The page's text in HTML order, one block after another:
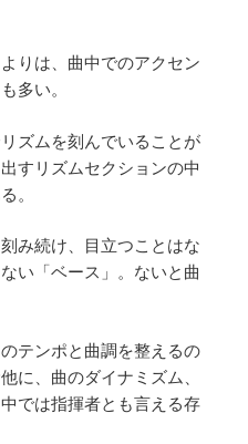
りは、曲中でのアクセン
多い。
ズムを刻んでいることが
すリズムセクションの中
。
み続け、目立つことはな
い「ベース」。ないと曲
テンポと曲調を整えるの
に、曲のダイナミズム、
では指揮者とも言える存